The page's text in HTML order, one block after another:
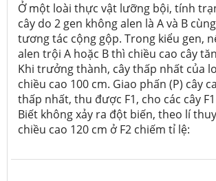
Ở một loài thực vật lưỡng bội, tính
cây do 2 gen không alen là A và B
tương tác cộng gộp. Trong kiểu gen,
alen trội A hoặc B thì chiều cao cây
Khi trưởng thành, cây thấp nhất của
chiều cao 100 cm. Giao phấn (P) cây
thấp nhất, thu được F1, cho các cây
Biết không xảy ra đột biến, theo lí
chiều cao 120 cm ở F2 chiếm tỉ lệ: